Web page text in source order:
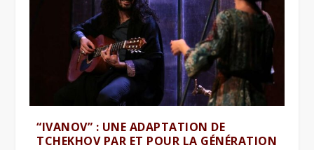
“IVANOV” : UNE ADAPTATION DE
TCHEKHOV PAR ET POUR LA GÉNÉRATION